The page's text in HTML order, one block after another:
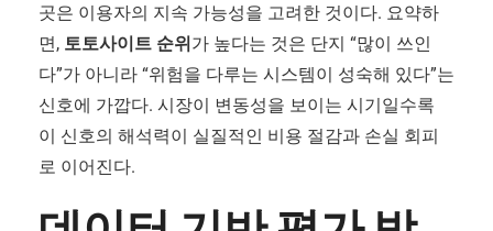
곳은 이용자의 지속 가능성을 고려한 것이다. 요약하
면, 토토사이트 순위가 높다는 것은 단지 “많이 쓰인
다”가 아니라 “위험을 다루는 시스템이 성숙해 있다”는
신호에 가깝다. 시장이 변동성을 보이는 시기일수록
이 신호의 해석력이 실질적인 비용 절감과 손실 회피
로 이어진다.